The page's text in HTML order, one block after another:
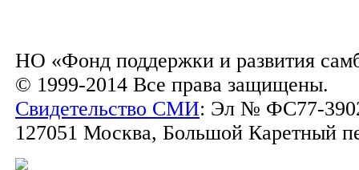
НО «Фонд поддержки и развития
© 1999-2014 Все права защищены.
Свидетельство СМИ: Эл № ФС77-
127051 Москва, Большой Каретный